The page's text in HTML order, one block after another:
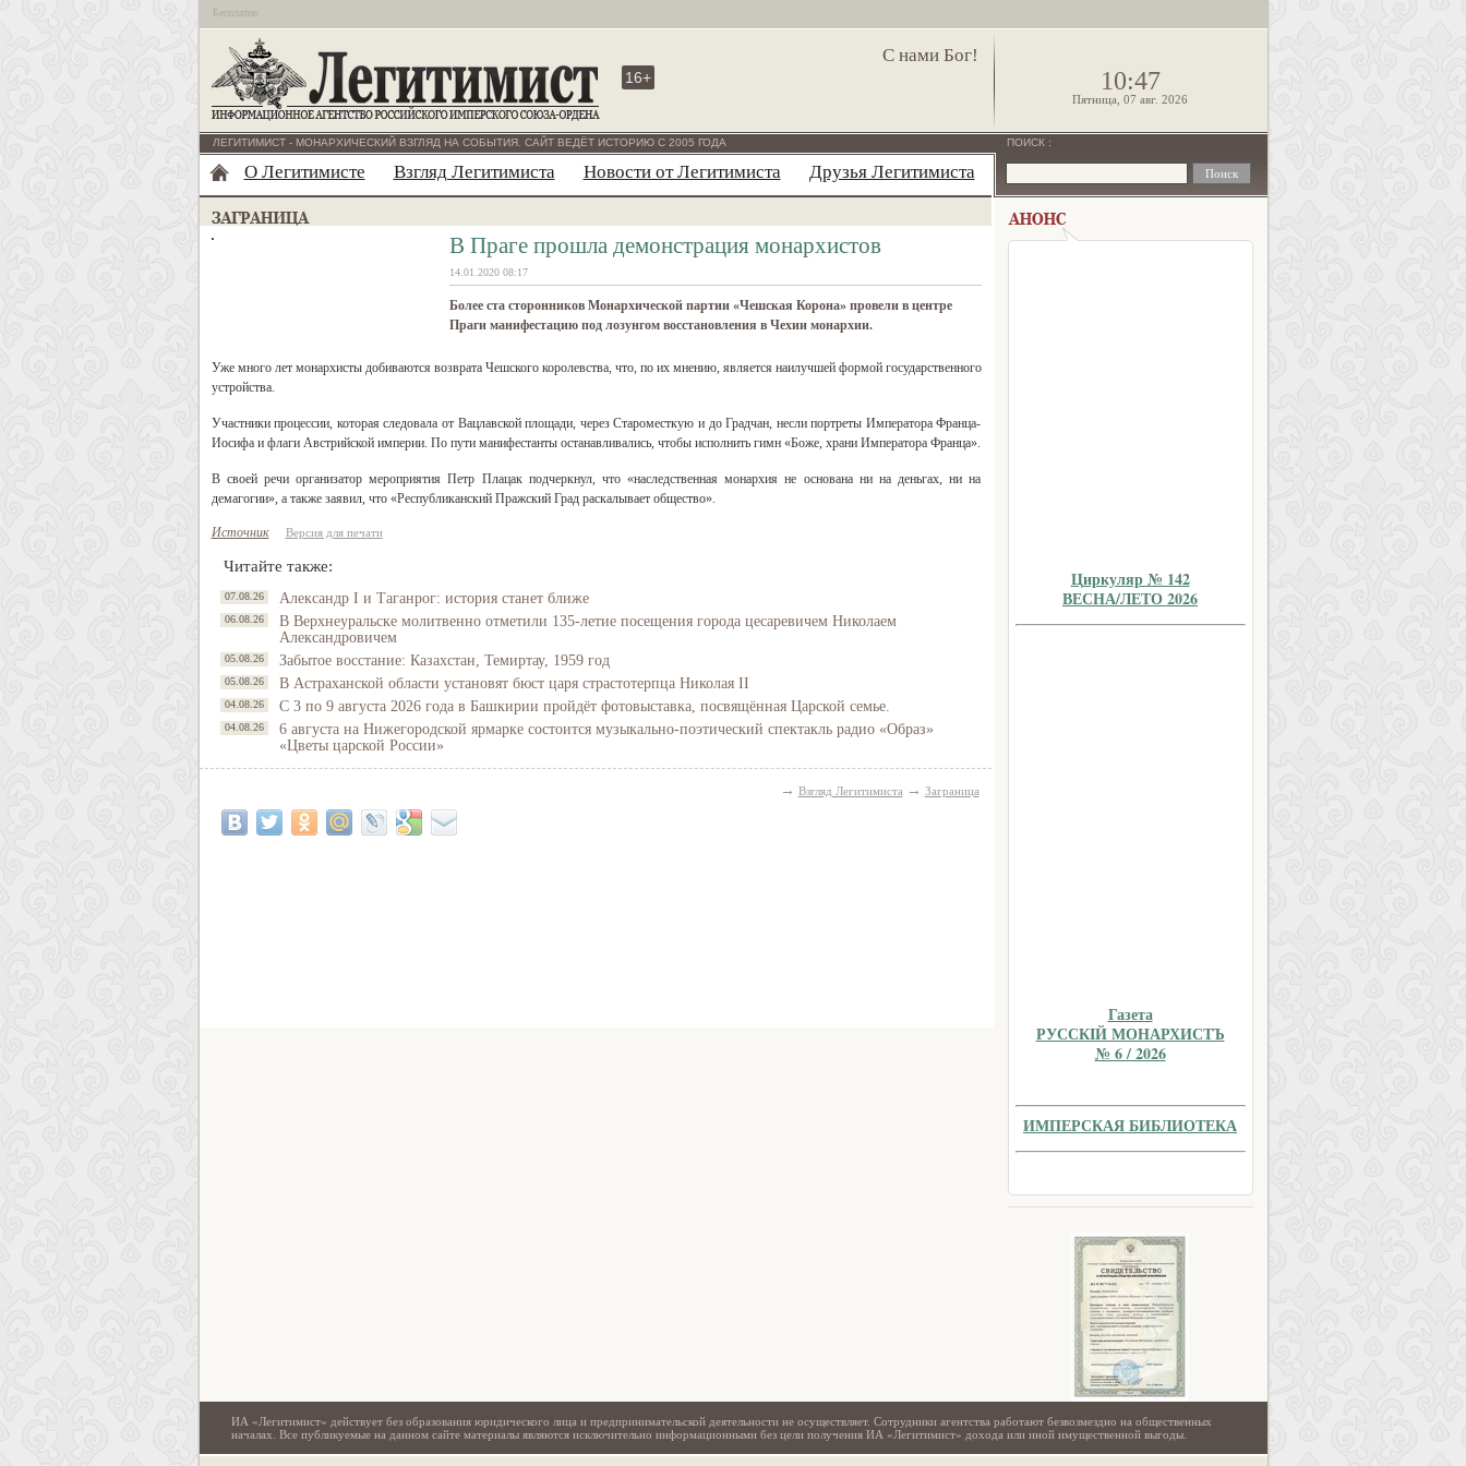
Бесплатно
С нами Бог!
16+ 10:47
Пятница, 07 авг. 2026
ЛЕГИТИМИСТ - МОНАРХИЧЕСКИЙ ВЗГЛЯД НА СОБЫТИЯ. САЙТ ВЕДЁТ ИСТОРИЮ С 2005 ГОДА
О Легитимисте Взгляд Легитимиста Новости от Легитимиста Друзья Легитимиста
В Праге прошла демонстрация монархистов
14.01.2020 08:17
Более ста сторонников Монархической партии «Чешская Корона» провели в центре
Праги манифестацию под лозунгом восстановления в Чехии монархии.
Уже много лет монархисты добиваются возврата Чешского королевства, что, по их мнению, является наилучшей формой государственного
устройства.
Участники процессии, которая следовала от Вацлавской площади, через Староместкую и до Градчан, несли портреты Императора Франца-
Иосифа и флаги Австрийской империи. По пути манифестанты останавливались, чтобы исполнить гимн «Боже, храни Императора Франца».
В своей речи организатор мероприятия Петр Плацак подчеркнул, что «наследственная монархия не основана ни на деньгах, ни на
демагогии», а также заявил, что «Республиканский Пражский Град раскалывает общество».
Источник Версия для печати
Читайте также:
07.08.26 Александр I и Таганрог: история станет ближе
06.08.26
В Верхнеуральске молитвенно отметили 135-летие посещения города цесаревичем Николаем
Александровичем
05.08.26 Забытое восстание: Казахстан, Темиртау, 1959 год
05.08.26 В Астраханской области установят бюст царя страстотерпца Николая II
04.08.26 С 3 по 9 августа 2026 года в Башкирии пройдёт фотовыставка, посвящённая Царской семье.
04.08.26
6 августа на Нижегородской ярмарке состоится музыкально-поэтический спектакль радио «Образ»
«Цветы царской России»
→ Взгляд Легитимиста → Заграница
ПОИСК :
Циркуляр № 142
ВЕСНА/ЛЕТО 2026
Газета
РУССКIЙ МОНАРХИСТЪ
№ 6 / 2026
ИМПЕРСКАЯ БИБЛИОТЕКА
ИА «Легитимист» действует без образования юридического лица и предпринимательской деятельности не осуществляет. Сотрудники агентства работают безвозмездно на общественных
началах. Все публикуемые на данном сайте материалы являются исключительно информационными без цели получения ИА «Легитимист» дохода или иной имущественной выгоды.